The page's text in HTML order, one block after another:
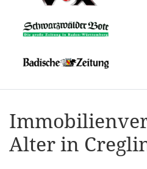
Alter in